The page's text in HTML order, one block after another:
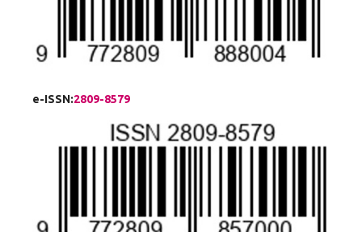
e-ISSN:2809-8579